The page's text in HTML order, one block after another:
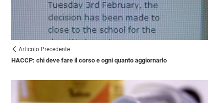
Articolo Precedente
HACCP: chi deve fare il corso e ogni quanto aggiornarlo